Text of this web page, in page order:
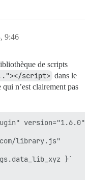
9:46
de scripts
script> dans le
n’est clairement pas
version="1.6.0">
library.js"
}`